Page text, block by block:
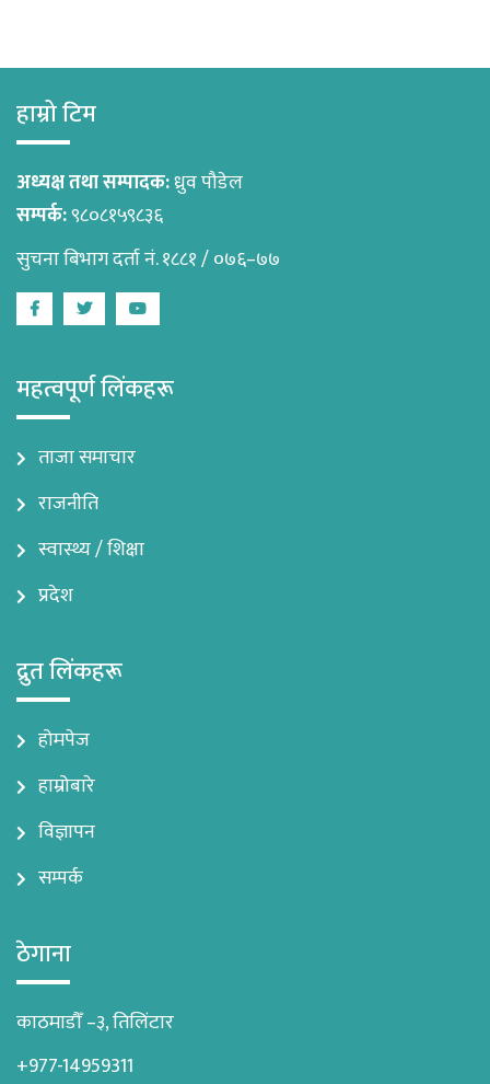
हाम्रो टिम
अध्यक्ष तथा सम्पादक:ध्रुव पौडेल
सम्पर्क:९८०८१५९८३६
सुचना बिभाग दर्ता नं. १८८१ / ०७६–७७
FacebookTwitterYoutube
महत्वपूर्ण लिंकहरू
ताजा समाचार
राजनीति
स्वास्थ्य / शिक्षा
प्रदेश
द्रुत लिंकहरू
होमपेज
हाम्रोबारे
विज्ञापन
सम्पर्क
ठेगाना
काठमाडौँ –३, तिलिंटार
+977-14959311